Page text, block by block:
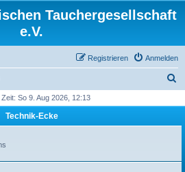
Tauchergesellschaft
e.V.
Anmelden
Registrieren
h
So 9. Aug 2026, 12:13
Technik-Ecke